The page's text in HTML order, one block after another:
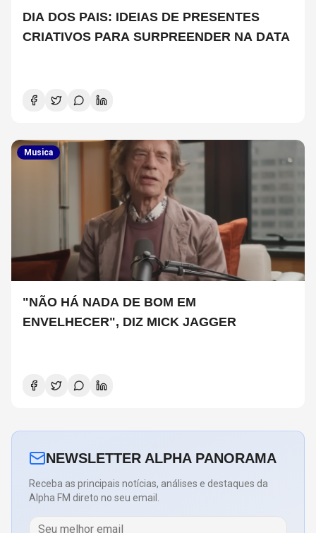
DIA DOS PAIS: IDEIAS DE PRESENTES
CRIATIVOS PARA SURPREENDER NA DATA
Musica
"NÃO HÁ NADA DE BOM EM
ENVELHECER", DIZ MICK JAGGER
NEWSLETTER ALPHA PANORAMA
Receba as principais notícias, análises e destaques da
Alpha FM direto no seu email.